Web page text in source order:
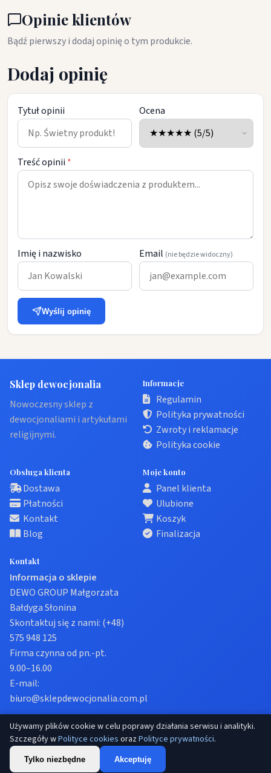
Opinie klientów
Bądź pierwszy i dodaj opinię o tym produkcie.
Dodaj opinię
Tytuł opinii Ocena
Treść opinii *
Imię i nazwisko Email (nie będzie widoczny)
Wyślij opinię
Sklep dewocjonalia
Nowoczesny sklep z
dewocjonaliami i artykułami
religijnymi.
Informacje
Regulamin
Polityka prywatności
Zwroty i reklamacje
Polityka cookie
Obsługa klienta
Dostawa
Płatności
Kontakt
Blog
Moje konto
Panel klienta
Ulubione
Koszyk
Finalizacja
Kontakt
Informacja o sklepie
DEWO GROUP Małgorzata
Bałdyga Słonina
Skontaktuj się z nami: (+48)
575 948 125
Firma czynna od pn.-pt.
9.00–16.00
E-mail:
biuro@sklepdewocjonalia.com.pl
© 2026 Sklep dewocjonalia. Wszelkie prawa zastrzeżone.
Prywatność
Regulamin Ustawienia cookies
Używamy plików cookie w celu poprawy działania serwisu i analityki.
Szczegóły wPolityce cookies orazPolityce prywatności.
Tylko niezbędne Akceptuję